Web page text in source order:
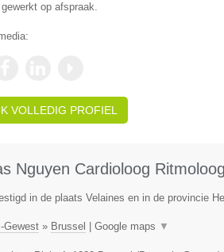
op afspraak.
VOLLEDIG PROFIEL
Nguyen Cardioloog Ritmoloog
in de plaats Velaines en in de provincie
Gewest» Brussel Google maps ▼